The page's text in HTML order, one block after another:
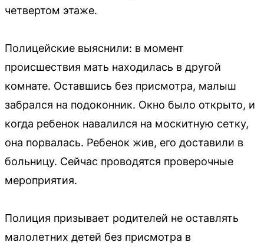
четвертом этаже.
Полицейские выяснили: в момент
происшествия мать находилась в другой
комнате. Оставшись без присмотра, малыш
забрался на подоконник. Окно было открыто, и
когда ребенок навалился на москитную сетку,
она порвалась. Ребенок жив, его доставили в
больницу. Сейчас проводятся проверочные
мероприятия.
Полиция призывает родителей не оставлять
малолетних детей без присмотра в